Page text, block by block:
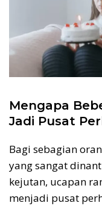
Mengapa
Jadi Pusat
Bagi sebagian
yang sangat
kejutan, ucapan
menjadi pusat